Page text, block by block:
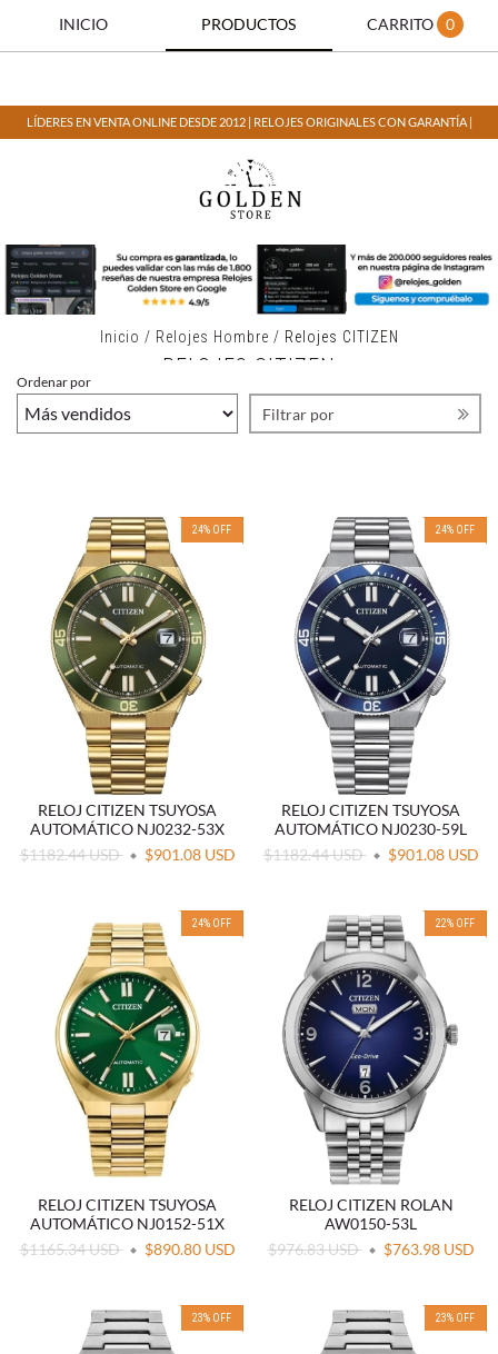
INICIO PRODUCTOS CARRITO 0
LÍDERES EN VENTA ONLINE DESDE 2012 | RELOJES ORIGINALES CON GARANTÍA |
Inicio / Relojes Hombre / Relojes CITIZEN
RELOJES CITIZEN
Ordenar por
Filtrar por
24% OFF
RELOJ CITIZEN TSUYOSA
AUTOMÁTICO NJ0232-53X
$1182.44 USD
$901.08 USD
24% OFF
RELOJ CITIZEN TSUYOSA
AUTOMÁTICO NJ0230-59L
$1182.44 USD
$901.08 USD
24% OFF
RELOJ CITIZEN TSUYOSA
AUTOMÁTICO NJ0152-51X
$1165.34 USD
$890.80 USD
22% OFF
RELOJ CITIZEN ROLAN
AW0150-53L
$976.83 USD
$763.98 USD
23% OFF 23% OFF